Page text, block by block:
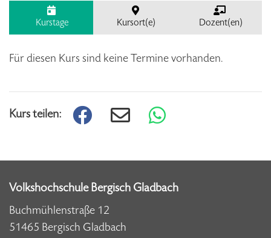
Kurstage Kursort(e) Dozent(en)
Für diesen Kurs sind keine Termine vorhanden.
Kurs teilen:
Volkshochschule Bergisch Gladbach
Buchmühlenstraße 12
51465 Bergisch Gladbach